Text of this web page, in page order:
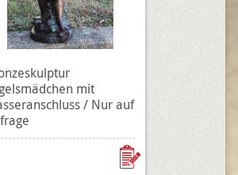
mit
/ Nur auf